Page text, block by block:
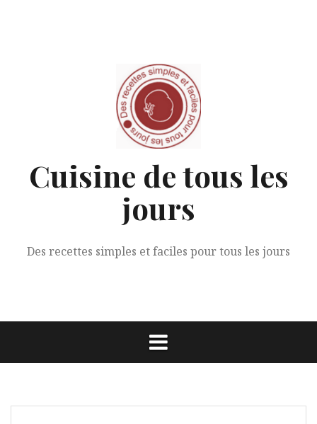
Cuisine de tous les
jours
Des recettes simples et faciles pour tous les jours